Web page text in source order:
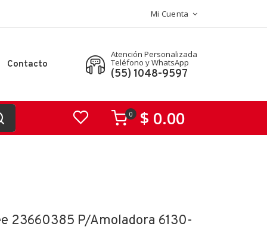
Mi Cuenta
Contacto
Atención Personalizada
Teléfono y WhatsApp
(55) 1048-9597
$ 0.00
0
23660385 P/amoladora 6130-